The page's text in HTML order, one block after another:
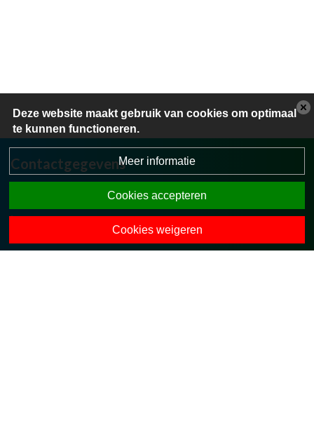
Contactgegevens
Stokkumerweg 40
0547-363309
directie.obsstokkum@opohvt.nl
Deze website maakt gebruik van cookies om optimaal
te kunnen functioneren.
Meer informatie
Cookies accepteren
Cookies weigeren